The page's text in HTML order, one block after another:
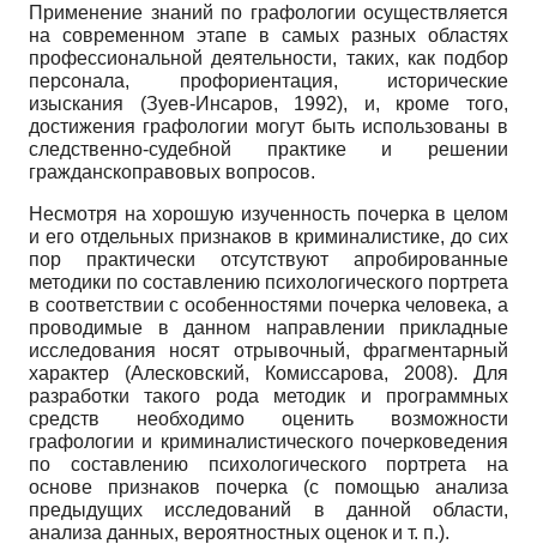
Применение знаний по графологии осуществляется
на современном этапе в самых разных областях
профессиональной деятельности, таких, как подбор
персонала, профориентация, исторические
изыскания (Зуев-Инсаров, 1992), и, кроме того,
достижения графологии могут быть использованы в
следственно-судебной практике и решении
гражданскоправовых вопросов.
Несмотря на хорошую изученность почерка в целом
и его отдельных признаков в криминалистике, до сих
пор практически отсутствуют апробированные
методики по составлению психологического портрета
в соответствии с особенностями почерка человека, а
проводимые в данном направлении прикладные
исследования носят отрывочный, фрагментарный
характер (Алесковский, Комиссарова, 2008). Для
разработки такого рода методик и программных
средств необходимо оценить возможности
графологии и криминалистического почерковедения
по составлению психологического портрета на
основе признаков почерка (с помощью анализа
предыдущих исследований в данной области,
анализа данных, вероятностных оценок и т. п.).